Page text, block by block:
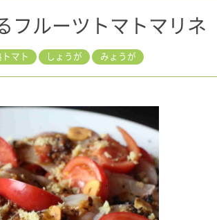
フルーツトマトマリネ
トマト しょうが みょうが